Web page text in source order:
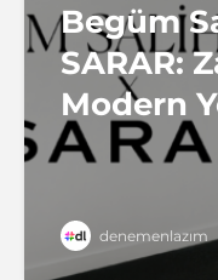
Begüm
SARAR:
Modern
denemenlazım